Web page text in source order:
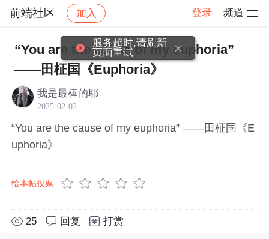
前端社区 加入 登录 频道
社区 前端社区 感慨 帖子详情
“You are the cause of my euphoria”
——田柾国《Euphoria》
我是最棒的耶
2025-02-02
“You are the cause of my euphoria” ——田柾国《E
uphoria》
给本帖投票
25 回复 打赏
服务超时,请刷新
页面重试